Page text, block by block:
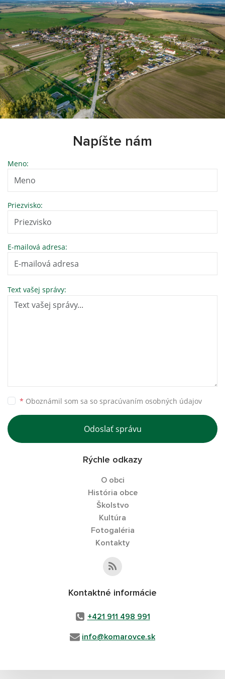
Napíšte nám
Meno:
Priezvisko:
E-mailová adresa:
Text vašej správy:
* Oboznámil som sa so spracúvaním osobných údajov
Odoslať správu
Rýchle odkazy
O obci
História obce
Školstvo
Kultúra
Fotogaléria
Kontakty
Kontaktné informácie
+421 911 498 991
info@komarovce.sk